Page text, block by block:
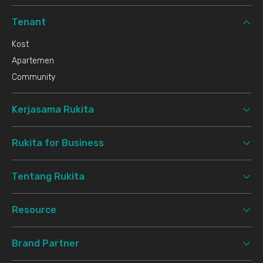
Tenant
Kost
Apartemen
Community
Kerjasama Rukita
Rukita for Business
Tentang Rukita
Resource
Brand Partner